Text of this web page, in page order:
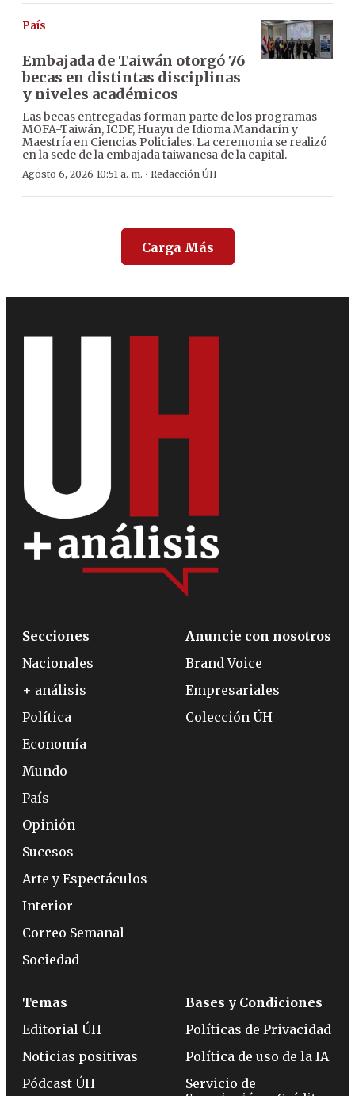
País
Embajada de Taiwán otorgó 76
becas en distintas disciplinas
y niveles académicos
Las becas entregadas forman parte de los programas
MOFA-Taiwán, ICDF, Huayu de Idioma Mandarín y
Maestría en Ciencias Policiales. La ceremonia se realizó
en la sede de la embajada taiwanesa de la capital.
Agosto 6, 2026 10:51 a. m. · Redacción ÚH
Carga Más
Secciones
Nacionales
+ análisis
Política
Economía
Mundo
País
Opinión
Sucesos
Arte y Espectáculos
Interior
Correo Semanal
Sociedad
Anuncie con nosotros
Brand Voice
Empresariales
Colección ÚH
Temas
Editorial ÚH
Noticias positivas
Pódcast ÚH
Bases y Condiciones
Políticas de Privacidad
Política de uso de la IA
Servicio de